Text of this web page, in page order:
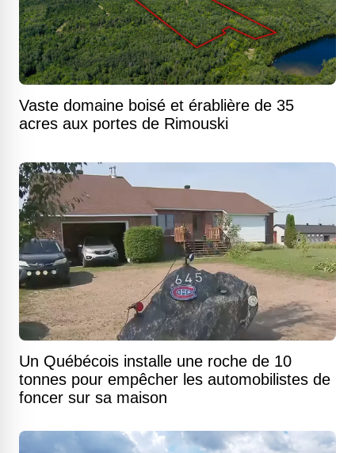
Vaste domaine boisé et érablière de 35
acres aux portes de Rimouski
Un Québécois installe une roche de 10
tonnes pour empêcher les automobilistes de
foncer sur sa maison